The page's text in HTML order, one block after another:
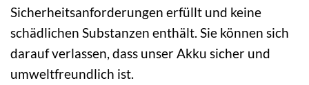
Sicherheitsanforderungen erfüllt und keine
schädlichen Substanzen enthält. Sie können sich
darauf verlassen, dass unser Akku sicher und
umweltfreundlich ist.